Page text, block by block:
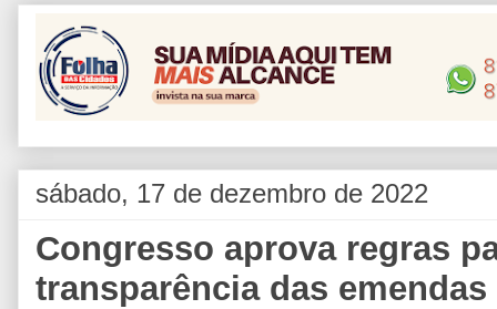
sábado, 17 de dezembro de 2022
Congresso aprova regras
transparência das